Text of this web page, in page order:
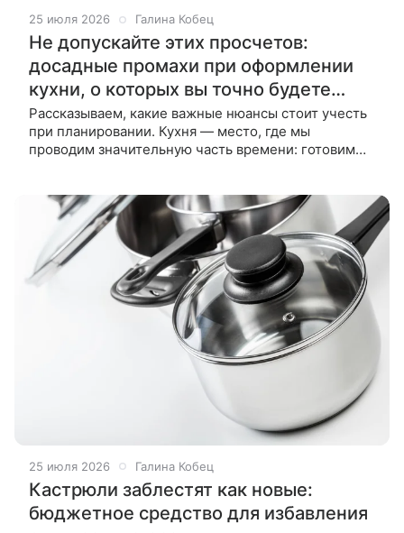
25 июля 2026 Галина Кобец
Не допускайте этих просчетов:
досадные промахи при оформлении
кухни, о которых вы точно будете
жалеть
Рассказываем, какие важные нюансы стоит учесть
при планировании. Кухня — место, где мы
проводим значительную часть времени: готовим
25 июля 2026 Галина Кобец
Кастрюли заблестят как новые:
бюджетное средство для избавления